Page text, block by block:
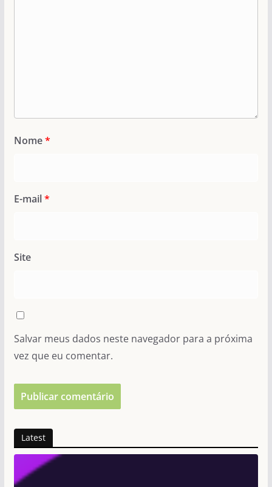
Nome*
E-mail*
Site
Salvar meus dados neste navegador para a próxima
vez que eu comentar.
Latest